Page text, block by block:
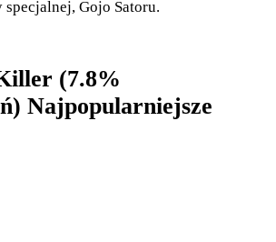
Gojo Satoru.
(7.8%
Najpopularniejsze